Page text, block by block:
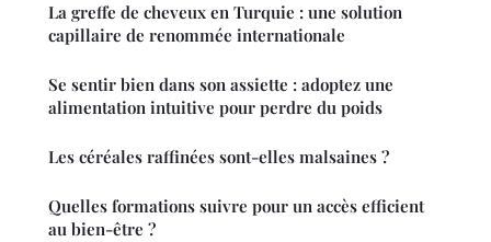
La greffe de cheveux en Turquie : une solution
capillaire de renommée internationale
Se sentir bien dans son assiette : adoptez une
alimentation intuitive pour perdre du poids
Les céréales raffinées sont-elles malsaines ?
Quelles formations suivre pour un accès efficient
au bien-être ?